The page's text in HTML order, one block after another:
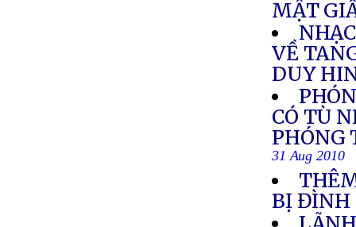
MẬT
VỀ
DUY
CÓ TÙ
PHÓNG
31 Aug 2010
BỊ ĐÌNH